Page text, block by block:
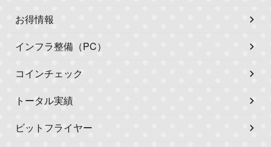
お得情報
インフラ整備（PC）
コインチェック
トータル実績
ビットフライヤー